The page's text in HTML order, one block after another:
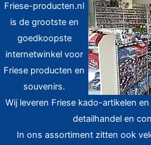
Friese-producten.nl
is de grootste en
goedkoopste
internetwinkel voor
Friese producten en
souvenirs.
Wij leveren Friese kado-artikelen
detailhandel en
In ons assortiment zitten ook